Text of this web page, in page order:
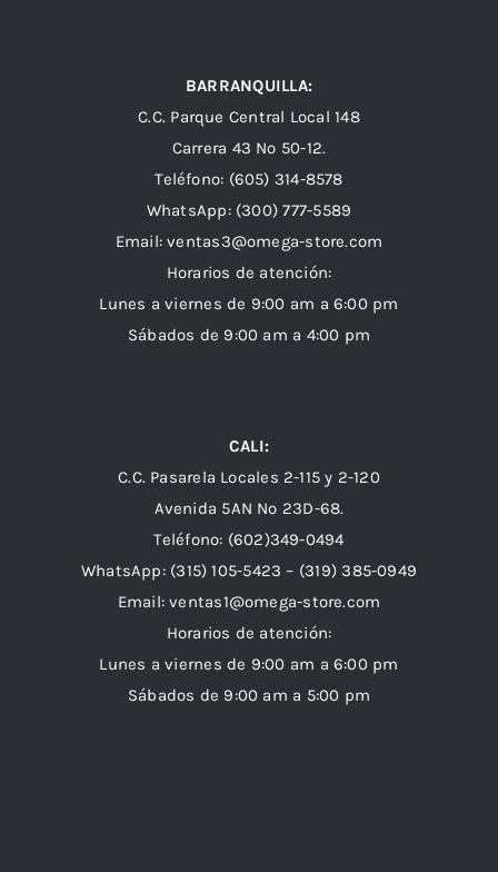
BARRANQUILLA:
C.C. Parque Central Local 148
Carrera 43 Nº 50-12.
Teléfono: (605) 314-8578
WhatsApp: (300) 777-5589
Email: ventas3@omega-store.com
Horarios de atención:
Lunes a viernes de 9:00 am a 6:00 pm
Sábados de 9:00 am a 4:00 pm
CALI:
C.C. Pasarela Locales 2-115 y 2-120
Avenida 5AN Nº 23D-68.
Teléfono: (602)349-0494
WhatsApp: (315) 105-5423 – (319) 385-0949
Email:ventas1@omega-store.com
Horarios de atención:
Lunes a viernes de 9:00 am a 6:00 pm
Sábados de 9:00 am a 5:00 pm